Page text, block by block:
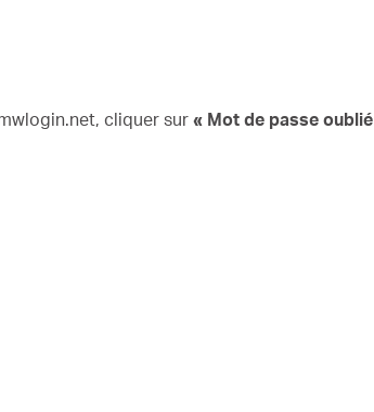
cliquer sur« Mot de passe oublié